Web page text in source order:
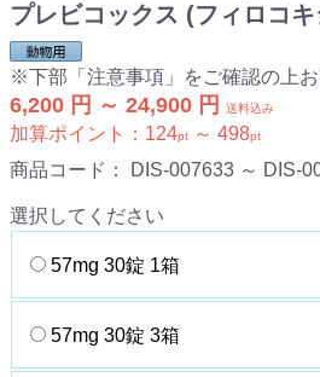
プレビコックス (フィロコ
※下部「注意事項」をご確認の上
6,200 円 ～ 24,900 円 送料込み
加算ポイント： 124pt ～ 498pt
商品コード： DIS-007633 ～ DIS-
選択してください
57mg 30錠 1箱
57mg 30錠 3箱